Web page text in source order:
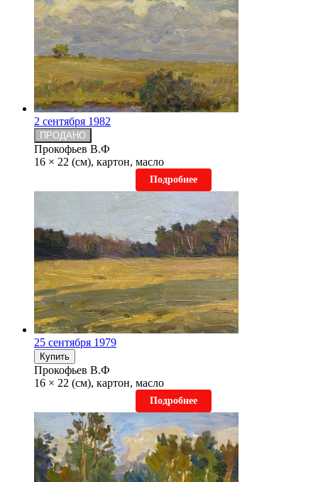
2 сентября 1982
ПРОДАНО
Прокофьев В.Ф
16 × 22 (см), картон, масло
Подробнее
25 сентября 1979
Купить
Прокофьев В.Ф
16 × 22 (см), картон, масло
Подробнее